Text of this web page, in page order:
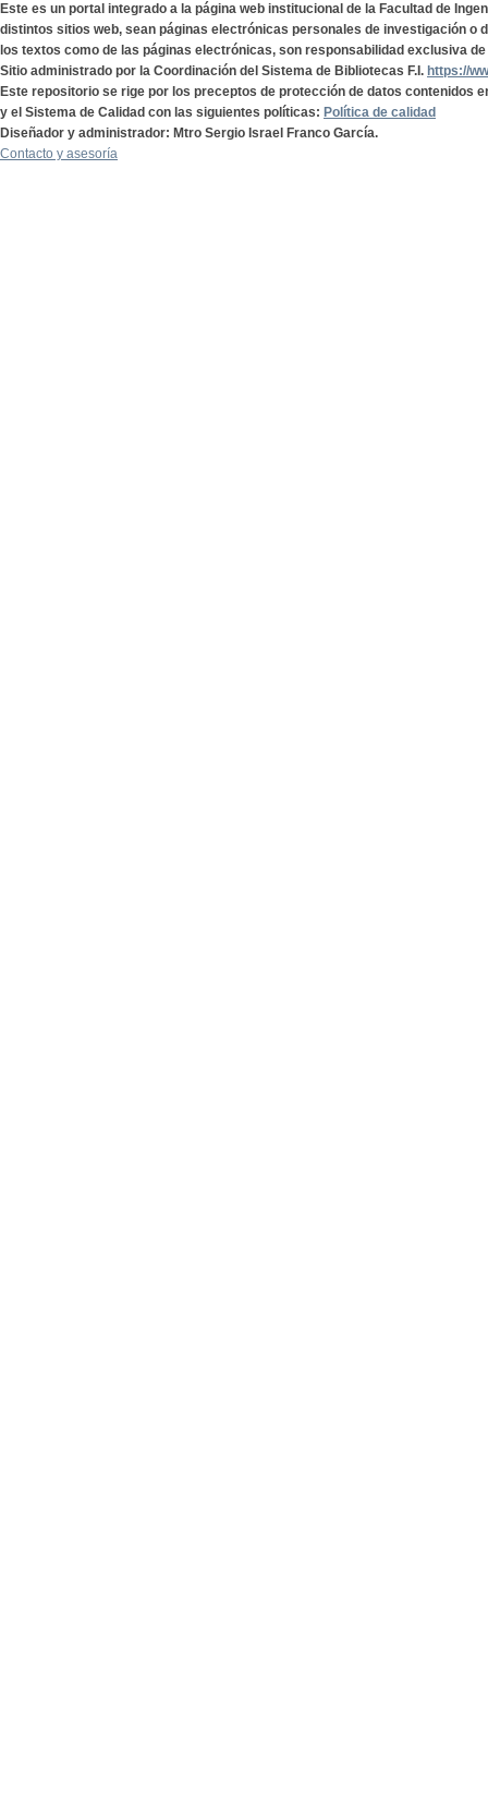
Este es un portal integrado a la página web institucional de la Facultad de
distintos sitios web, sean páginas electrónicas personales de investigación o
los textos como de las páginas electrónicas, son responsabilidad exclusiva
Sitio administrado por la Coordinación del Sistema de Bibliotecas F.I. https://
Este repositorio se rige por los preceptos de protección de datos contenidos
y el Sistema de Calidad con las siguientes políticas: Política de calidad
Diseñador y administrador: Mtro Sergio Israel Franco García.
Contacto y asesoría